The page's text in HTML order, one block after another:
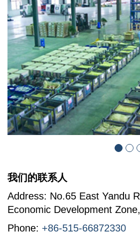
我们的联系人
Address: No.65 East Yandu
Economic Development
Phone: +86-515-66872330